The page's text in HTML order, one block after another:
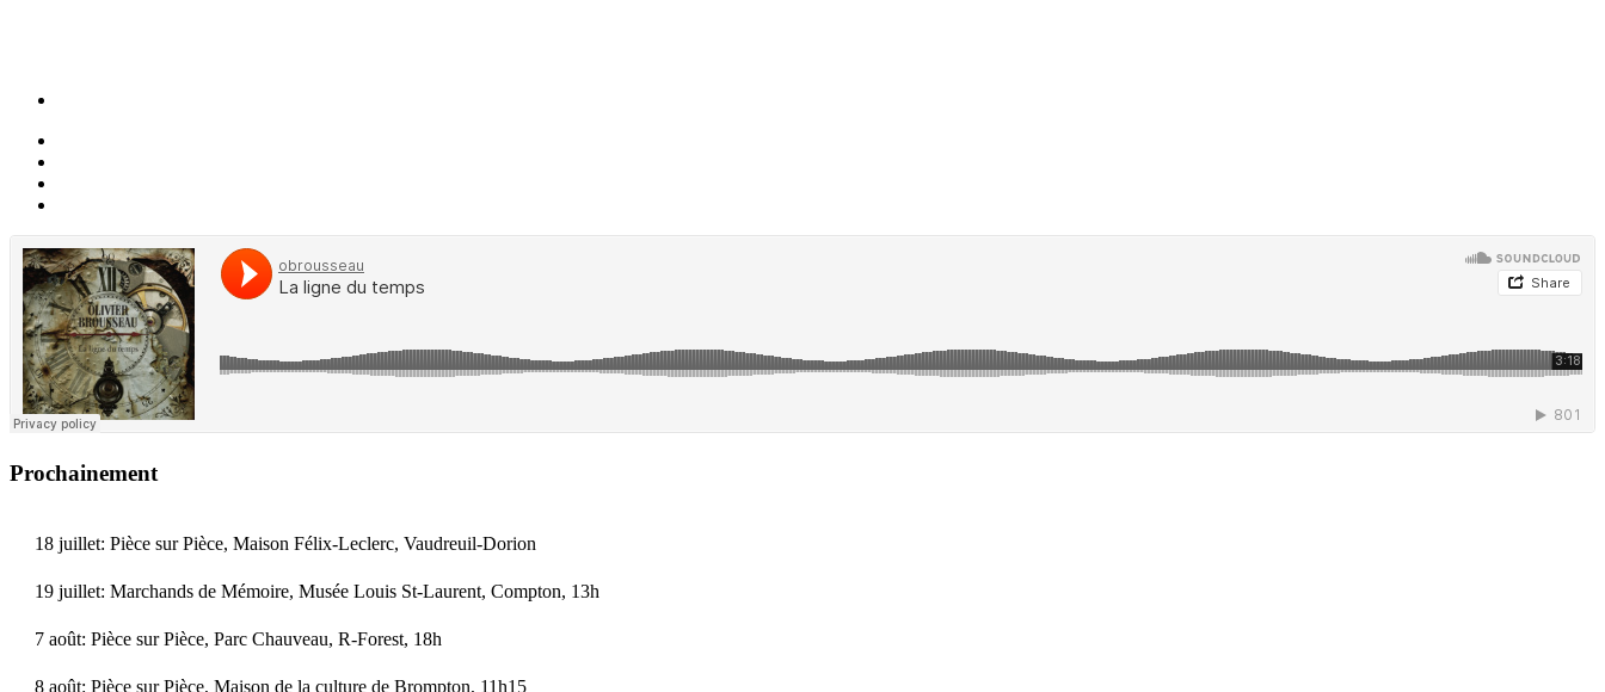
Prochainement
18 juillet: Pièce sur Pièce, Maison Félix-Leclerc, Vaudreuil-Dorion
19 juillet: Marchands de Mémoire, Musée Louis St-Laurent, Compton, 13h
7 août: Pièce sur Pièce, Parc Chauveau, R-Forest, 18h
8 août: Pièce sur Pièce, Maison de la culture de Brompton, 11h15